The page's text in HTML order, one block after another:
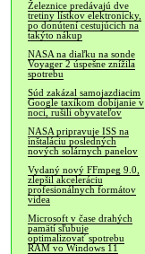
Železnice predávajú dve
tretiny lístkov elektronicky,
po donútení cestujúcich na
takýto nákup
NASA na diaľku na sonde
Voyager 2 úspešne znížila
spotrebu
Súd zakázal samojazdiacim
Google taxíkom dobíjanie v
noci, rušili obyvateľov
NASA pripravuje ISS na
inštaláciu posledných
nových solárnych panelov
Vydaný nový FFmpeg 9.0,
zlepšil akceleráciu
profesionálnych formátov
videa
Microsoft v čase drahých
pamätí sľubuje
optimalizovať spotrebu
RAM vo Windows 11